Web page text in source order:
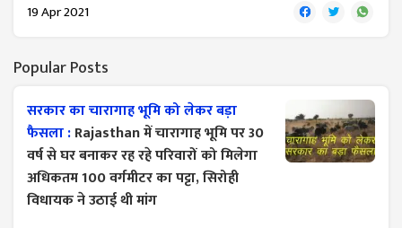
19 Apr 2021
Popular Posts
सरकार का चारागाह भूमि को लेकर बड़ा
फैसला :Rajasthan में चारागाह भूमि पर 30
वर्ष से घर बनाकर रह रहे परिवारों को मिलेगा
अधिकतम 100 वर्गमीटर का पट्टा, सिरोही
विधायक ने उठाई थी मांग